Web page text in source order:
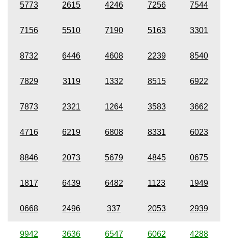
5773 2615 4246 7256 7544
7156 5510 7190 5163 3301
8732 6446 4608 2239 8540
7829 3119 1332 8515 6922
7873 2321 1264 3583 3662
4716 6219 6808 8331 6023
8846 2073 5679 4845 0675
1817 6439 6482 1123 1949
0668 2496 337 2053 2939
9942 3636 6547 6062 4288